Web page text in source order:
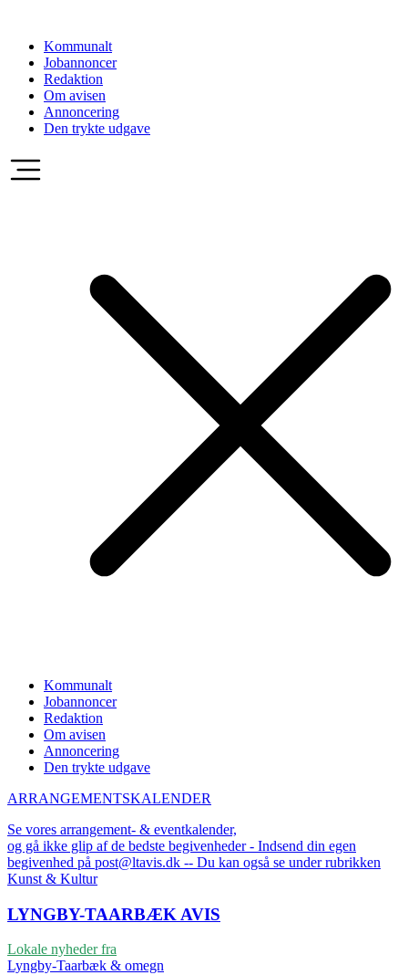
indholdKommunalt
Jobannoncer
Redaktion
Om avisen
Annoncering
Den trykte udgave
Kommunalt
Jobannoncer
Redaktion
Om avisen
Annoncering
Den trykte udgave
ARRANGEMENTSKALENDER
Se vores arrangement- & eventkalender,
og gå ikke glip af de bedste begivenheder - Indsend din egen
begivenhed på post@ltavis.dk -- Du kan også se under rubrikken
Kunst & Kultur
LYNGBY-TAARBÆK AVIS
Lokale nyheder fra
Lyngby-Taarbæk & omegn